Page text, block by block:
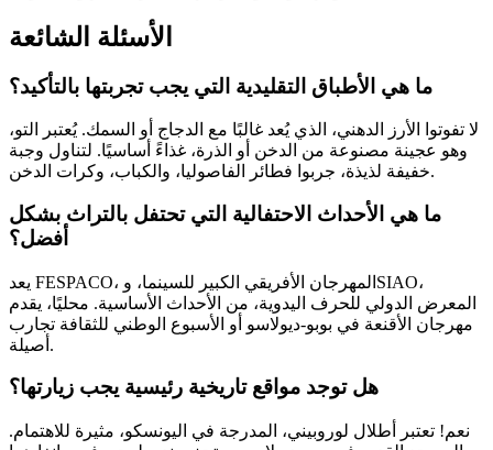
الأسئلة الشائعة
ما هي الأطباق التقليدية التي يجب تجربتها بالتأكيد؟
لا تفوتوا الأرز الدهني، الذي يُعد غالبًا مع الدجاج أو السمك. يُعتبر التو،
وهو عجينة مصنوعة من الدخن أو الذرة، غذاءً أساسيًا. لتناول وجبة
خفيفة لذيذة، جربوا فطائر الفاصوليا، والكباب، وكرات الدخن.
ما هي الأحداث الاحتفالية التي تحتفل بالتراث بشكل
أفضل؟
يعد FESPACO، المهرجان الأفريقي الكبير للسينما، وSIAO،
المعرض الدولي للحرف اليدوية، من الأحداث الأساسية. محليًا، يقدم
مهرجان الأقنعة في بوبو-ديولاسو أو الأسبوع الوطني للثقافة تجارب
أصيلة.
هل توجد مواقع تاريخية رئيسية يجب زيارتها؟
نعم! تعتبر أطلال لوروبيني، المدرجة في اليونسكو، مثيرة للاهتمام.